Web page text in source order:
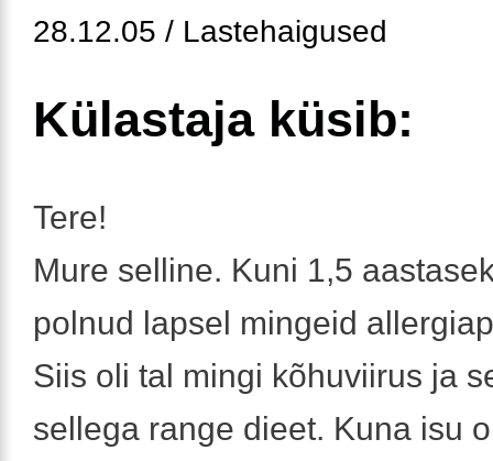
28.12.05 / Lastehaigused
Külastaja küsib:
Tere!
Mure selline. Kuni 1,5
polnud lapsel mingeid
Siis oli tal mingi kõhuviirus ja
sellega range dieet. Kuna isu